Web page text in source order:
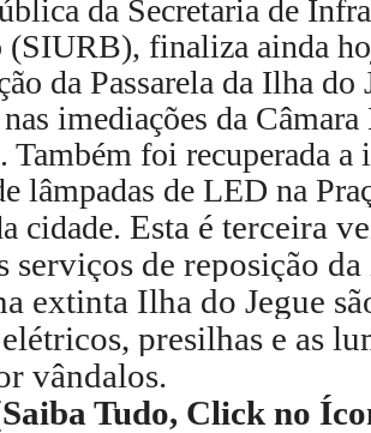
da Secretaria de
finaliza ainda
da Passarela da Ilha do
imediações da
Também foi recuperada
lâmpadas de LED na
cidade. Esta é terceira
serviços de reposição
extinta Ilha do Jegue
presilhas e as
vândalos.
Tudo, Click no